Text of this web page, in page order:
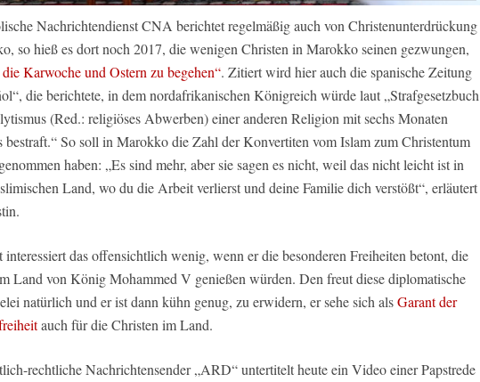
Nachrichtendienst CNA berichtet regelmäßig auch von Christenunterdrückung
so hieß es dort noch 2017, die wenigen Christen in Marokko seinen gezwungen,
Karwoche und Ostern zu begehen“. Zitiert wird hier auch die spanische Zeitung
die berichtete, in dem nordafrikanischen Königreich würde laut „Strafgesetzbuch
(Red.: religiöses Abwerben) einer anderen Religion mit sechs Monaten
bestraft.“ So soll in Marokko die Zahl der Konvertiten vom Islam zum Christentum
haben: „Es sind mehr, aber sie sagen es nicht, weil das nicht leicht ist in
Land, wo du die Arbeit verlierst und deine Familie dich verstößt“, erläutert
interessiert das offensichtlich wenig, wenn er die besonderen Freiheiten betont, die
Land von König Mohammed V genießen würden. Den freut diese diplomatische
natürlich und er ist dann kühn genug, zu erwidern, er sehe sich alsGarant der
auch für die Christen im Land.
rechtliche Nachrichtensender „ARD“ untertitelt heute ein Video einer Papstrede